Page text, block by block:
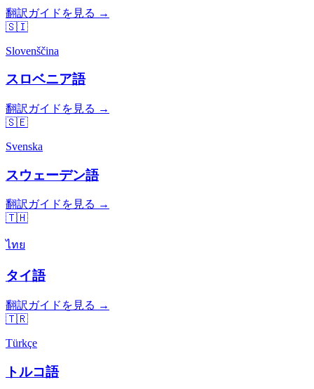
翻訳ガイドを見る →
🇸🇮
Slovenščina
スロベニア語
翻訳ガイドを見る →
🇸🇪
Svenska
スウェーデン語
翻訳ガイドを見る →
🇹🇭
ไทย
タイ語
翻訳ガイドを見る →
🇹🇷
Türkçe
トルコ語